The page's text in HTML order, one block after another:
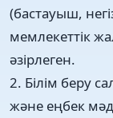
(бастауыш,
мемлекеттік
әзірлеген.
2. Білім беру
және еңбек